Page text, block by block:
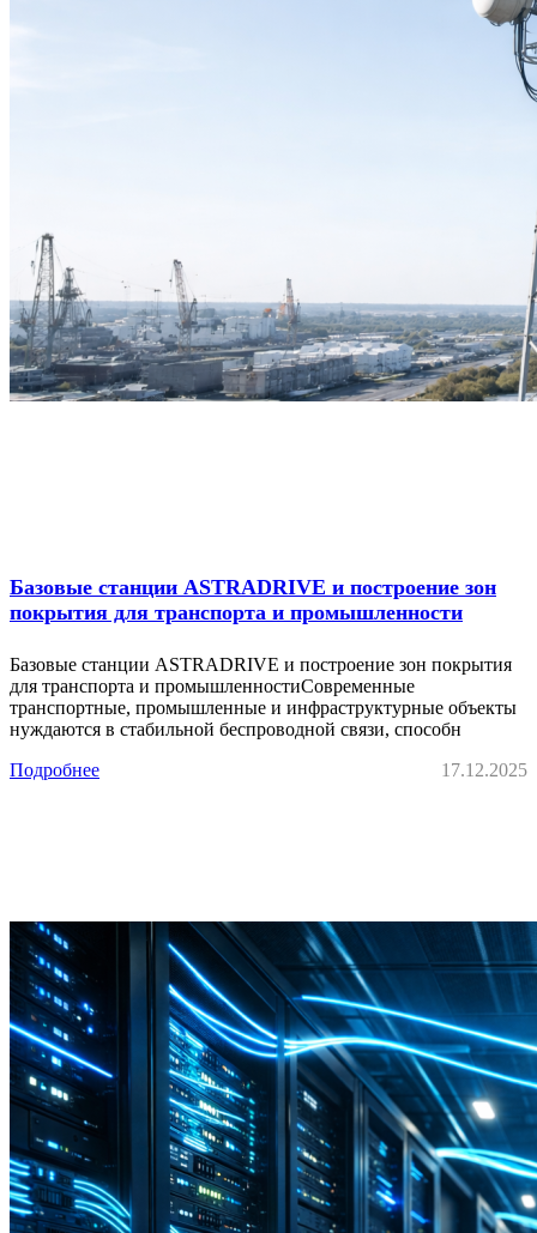
Базовые станции ASTRADRIVE и построение зон
покрытия для транспорта и промышленности
Базовые станции ASTRADRIVE и построение зон покрытия
для транспорта и промышленностиСовременные
транспортные, промышленные и инфраструктурные объекты
нуждаются в стабильной беспроводной связи, способн
Подробнее
17.12.2025